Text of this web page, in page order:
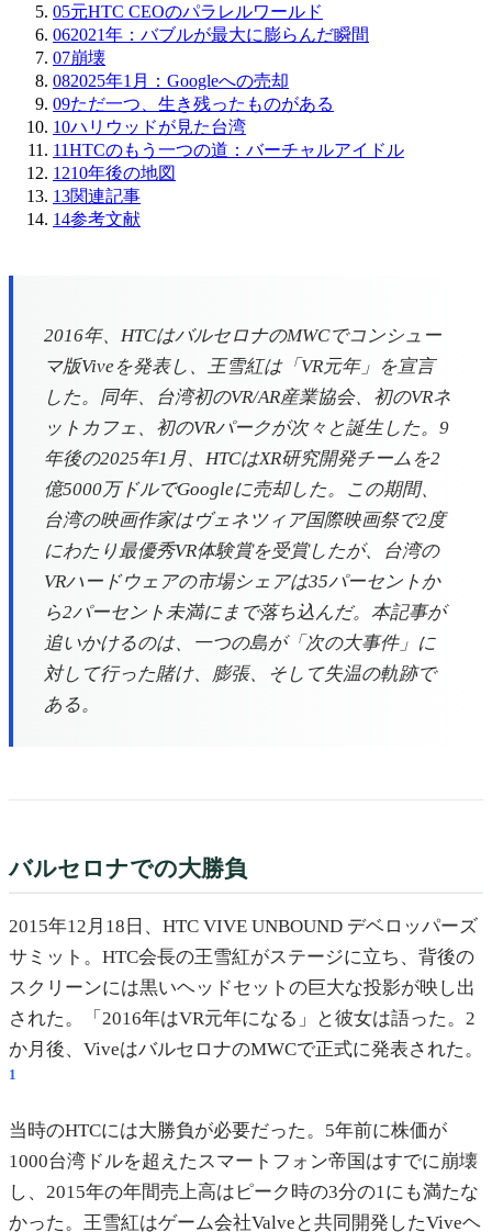
05元HTC CEOのパラレルワールド
062021年：バブルが最大に膨らんだ瞬間
07崩壊
082025年1月：Googleへの売却
09ただ一つ、生き残ったものがある
10ハリウッドが見た台湾
11HTCのもう一つの道：バーチャルアイドル
1210年後の地図
13関連記事
14参考文献
2016年、HTCはバルセロナのMWCでコンシュー
マ版Viveを発表し、王雪紅は「VR元年」を宣言
した。同年、台湾初のVR/AR産業協会、初のVRネ
ットカフェ、初のVRパークが次々と誕生した。9
年後の2025年1月、HTCはXR研究開発チームを2
億5000万ドルでGoogleに売却した。この期間、
台湾の映画作家はヴェネツィア国際映画祭で2度
にわたり最優秀VR体験賞を受賞したが、台湾の
VRハードウェアの市場シェアは35パーセントか
ら2パーセント未満にまで落ち込んだ。本記事が
追いかけるのは、一つの島が「次の大事件」に
対して行った賭け、膨張、そして失温の軌跡で
ある。
バルセロナでの大勝負
2015年12月18日、HTC VIVE UNBOUND デベロッパーズ
サミット。HTC会長の王雪紅がステージに立ち、背後の
スクリーンには黒いヘッドセットの巨大な投影が映し出
された。「2016年はVR元年になる」と彼女は語った。2
か月後、ViveはバルセロナのMWCで正式に発表された。
1
当時のHTCには大勝負が必要だった。5年前に株価が
1000台湾ドルを超えたスマートフォン帝国はすでに崩壊
し、2015年の年間売上高はピーク時の3分の1にも満たな
かった。王雪紅はゲーム会社Valveと共同開発したViveヘ